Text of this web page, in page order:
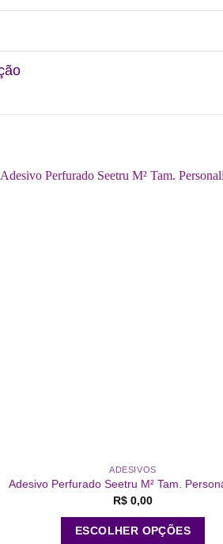
ADESIVOS
Adesivo Perfurado Seetru M² Tam.
R$0,00
ESCOLHER OPÇÕES